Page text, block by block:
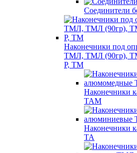
Соединители
Наконечники под
ТМЛ, ТМЛ (90гр),
Р, ТМ
Наконечники
ТАМ
Наконечники
ТА